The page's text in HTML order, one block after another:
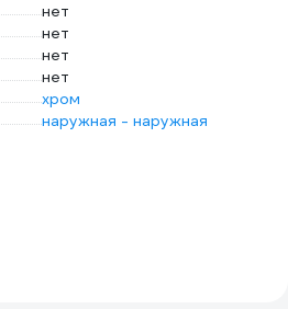
нет
нет
нет
нет
хром
наружная - наружная